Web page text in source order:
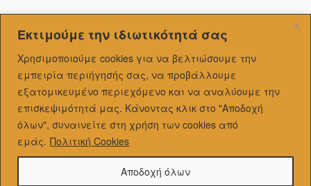
Εκτιμούμε την ιδιωτικότητά σας
Χρησιμοποιούμε cookies για να βελτιώσουμε την
εμπειρία περιήγησής σας, να προβάλλουμε
εξατομικευμένo περιεχόμενο και να αναλύουμε την
επισκεψιμότητά μας. Κάνοντας κλικ στο "Αποδοχή
όλων", συναινείτε στη χρήση των cookies από
εμάς. Πολιτική Cookies
Αποδοχή όλων